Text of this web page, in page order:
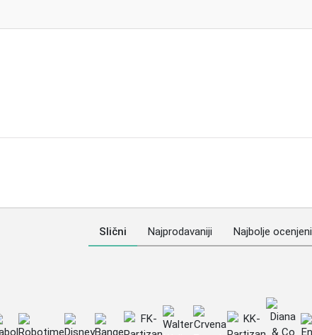
Slični Najprodavaniji Najbolje ocenjeni